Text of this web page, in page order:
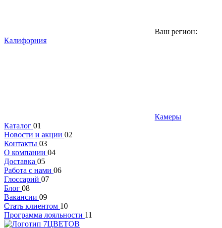
Ваш регион:
Калифорния
Камеры
Каталог 01
Новости и акции 02
Контакты 03
О компании 04
Доставка 05
Работа с нами 06
Глоссарий 07
Блог 08
Вакансии 09
Стать клиентом 10
Программа лояльности 11